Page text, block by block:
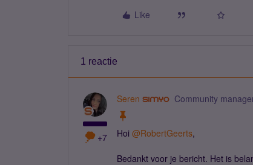
Like
1 reactie
+7
Seren Community
Hoi @RobertGeerts,
Bedankt voor je bericht. Het is